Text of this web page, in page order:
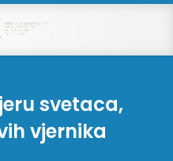
svetaca,
vjernika